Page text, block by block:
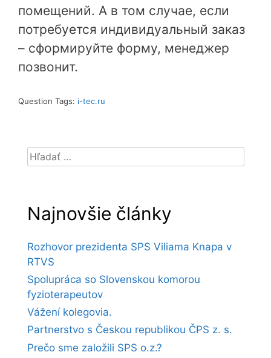
помещений. А в том случае, если
потребуется индивидуальный заказ
– сформируйте форму, менеджер
позвонит.
Question Tags: i-tec.ru
Hľadať:
Najnovšie články
Rozhovor prezidenta SPS Viliama Knapa v
RTVS
Spolupráca so Slovenskou komorou
fyzioterapeutov
Vážení kolegovia.
Partnerstvo s Českou republikou ČPS z. s.
Prečo sme založili SPS o.z.?